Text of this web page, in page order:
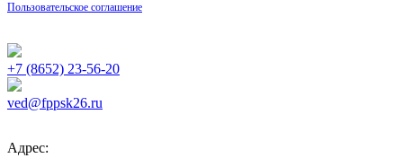
Пользовательское соглашение
+7 (8652) 23-56-20
ved@fppsk26.ru
Адрес: